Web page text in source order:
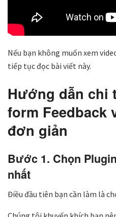
Nếu bạn không muốn xem
tiếp tục đọc bài viết này.
Hướng dẫn chi
form Feedback
đơn giản
Bước 1. Chọn
nhất
Điều đầu tiên bạn cần làm là